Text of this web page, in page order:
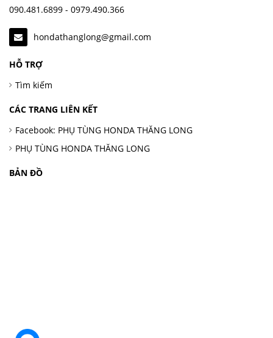
090.481.6899 - 0979.490.366
hondathanglong@gmail.com
HỖ TRỢ
Tìm kiếm
CÁC TRANG LIÊN KẾT
Facebook: PHỤ TÙNG HONDA THĂNG LONG
PHỤ TÙNG HONDA THĂNG LONG
BẢN ĐỒ